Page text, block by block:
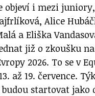
objeví i mezi
Alice
a Eliška
již o zkoušku
2026. To se v
až 19. července.
startovat jako